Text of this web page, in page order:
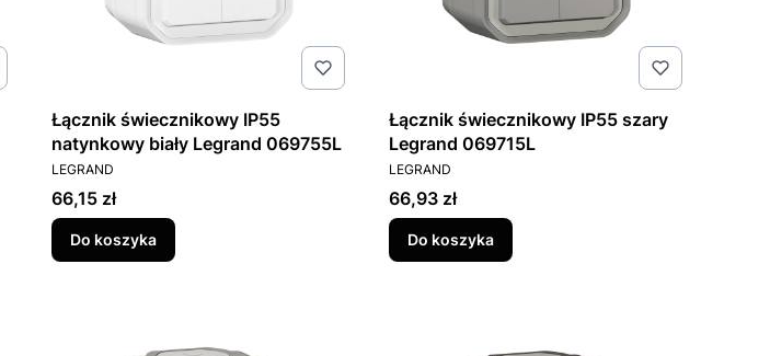
Łącznik świecznikowy IP55
natynkowy biały Legrand 069755L
PRODUCENT
LEGRAND
Cena
66,15 zł
Do koszyka
Łącznik świecznikowy IP55 szary
Legrand 069715L
PRODUCENT
LEGRAND
Cena
66,93 zł
Do koszyka